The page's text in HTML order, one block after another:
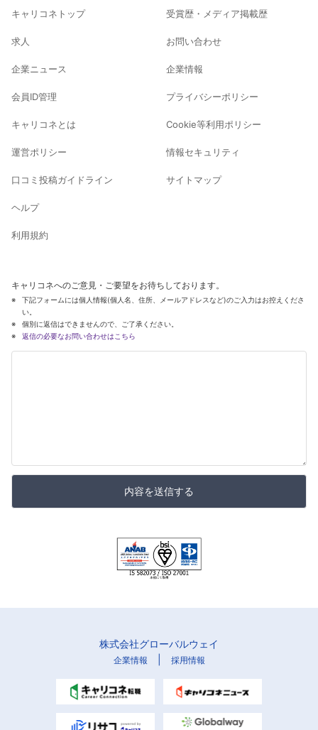
キャリコネトップ
求人
企業ニュース
会員ID管理
キャリコネとは
運営ポリシー
口コミ投稿ガイドライン
ヘルプ
利用規約
受賞歴・メディア掲載歴
お問い合わせ
企業情報
プライバシーポリシー
Cookie等利用ポリシー
情報セキュリティ
サイトマップ
キャリコネへのご意見・ご要望をお待ちしております。
下記フォームには個人情報(個人名、住所、メールアドレスなど)のご入力はお控えくださ
い。
個別に返信はできませんので、ご了承ください。
返信の必要なお問い合わせはこちら
内容を送信する
株式会社グローバルウェイ
企業情報 採用情報